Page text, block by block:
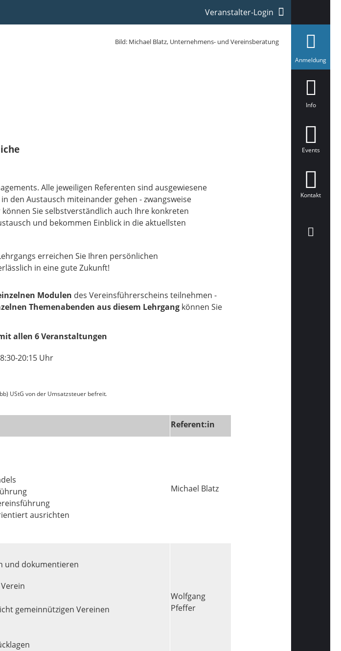
Veranstalter-Login
Bild: Michael Blatz, Unternehmens- und Vereinsberatung
Anmeldunga
Info
Events
Kontakt
Alle jeweiligen Referenten sind ausgewiesene
den Austausch miteinander gehen - zwangsweise
Sie selbstverständlich auch Ihre konkreten
und bekommen Einblick in die aktuellsten
erreichen Sie Ihren persönlichen
in eine gute Zukunft!
Modulen des Vereinsführerscheins teilnehmen -
Themenabenden aus diesem Lehrgang können Sie
allen 6 Veranstaltungen
20:15 Uhr
UStG von der Umsatzsteuer befreit.
Referent:in
ausrichten
Michael Blatz
und dokumentieren
gemeinnützigen Vereinen
Wolfgang
Pfeffer